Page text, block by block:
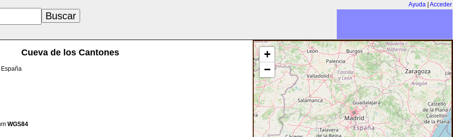
Ayuda Acceder
+
−
Cueva de los Cantones
WGS84